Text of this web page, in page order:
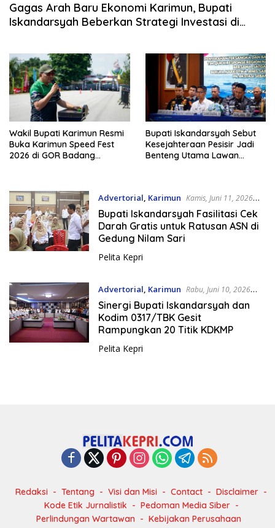
Gagas Arah Baru Ekonomi Karimun, Bupati
Iskandarsyah Beberkan Strategi Investasi di
Wakil Bupati Karimun Resmi
Buka Karimun Speed Fest
2026 di GOR Badang
Bupati Iskandarsyah Sebut
Kesejahteraan Pesisir Jadi
Benteng Utama Lawan
Advertorial Karimun Kamis, Juni 11, 2026
2:56 Pm
Bupati Iskandarsyah Fasilitasi Cek
Darah Gratis untuk Ratusan ASN di
Gedung Nilam Sari
Pelita Kepri
Advertorial Karimun Rabu, Juni 10, 2026
10:00 Pm
Sinergi Bupati Iskandarsyah dan
Kodim 0317/TBK Gesit
Rampungkan 20 Titik KDKMP
Pelita Kepri
Redaksi Tentang Visi dan Misi Contact
Disclaimer
Kode Etik Jurnalistik
Pedoman Media Siber
Perlindungan Wartawan
Kebijakan Perusahaan